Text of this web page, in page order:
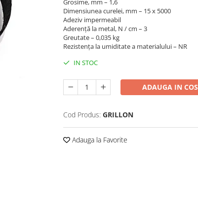
Grosime, mm – 1,6
Dimensiunea curelei, mm – 15 x 5000
Adeziv impermeabil
Aderență la metal, N / cm – 3
Greutate – 0,035 kg
Rezistența la umiditate a materialului – NR
IN STOC
ADAUGA IN COS
Cod Produs: GRILLON
Adauga la Favorite